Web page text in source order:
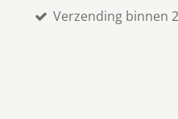
Verzending binnen